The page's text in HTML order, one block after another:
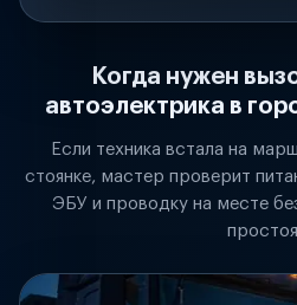
Когда нужен
автоэлектрика в
Если техника встала на
стоянке, мастер проверит
ЭБУ и проводку на месте